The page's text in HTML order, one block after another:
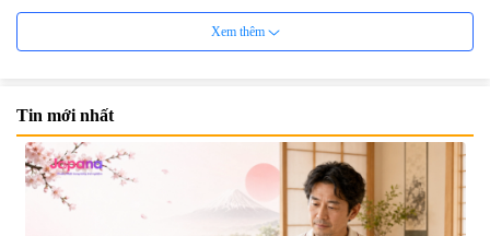
Nước uống đẹp da Collagen
Nước uống Collagen Kaza Rose
Lady 5000mg (Hộp 10 chai x
Xem thêm
Tin mới nhất